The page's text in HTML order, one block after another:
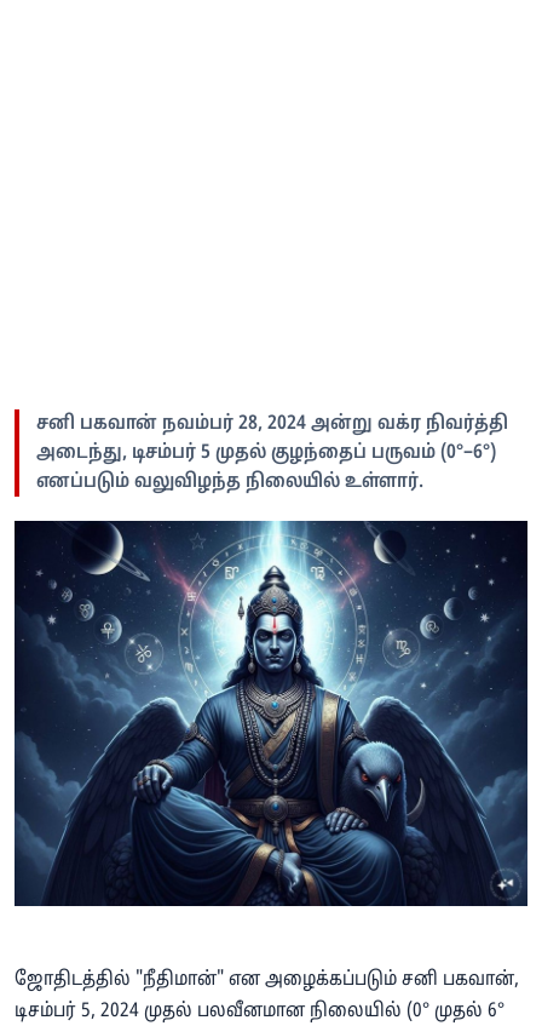
சனி பகவான் நவம்பர் 28, 2024 அன்று வக்ர நிவர்த்தி
அடைந்து, டிசம்பர் 5 முதல் குழந்தைப் பருவம் (0°–6°)
எனப்படும் வலுவிழந்த நிலையில் உள்ளார்.
ஜோதிடத்தில் "நீதிமான்" என அழைக்கப்படும் சனி பகவான்,
டிசம்பர் 5, 2024 முதல் பலவீனமான நிலையில் (0° முதல் 6°